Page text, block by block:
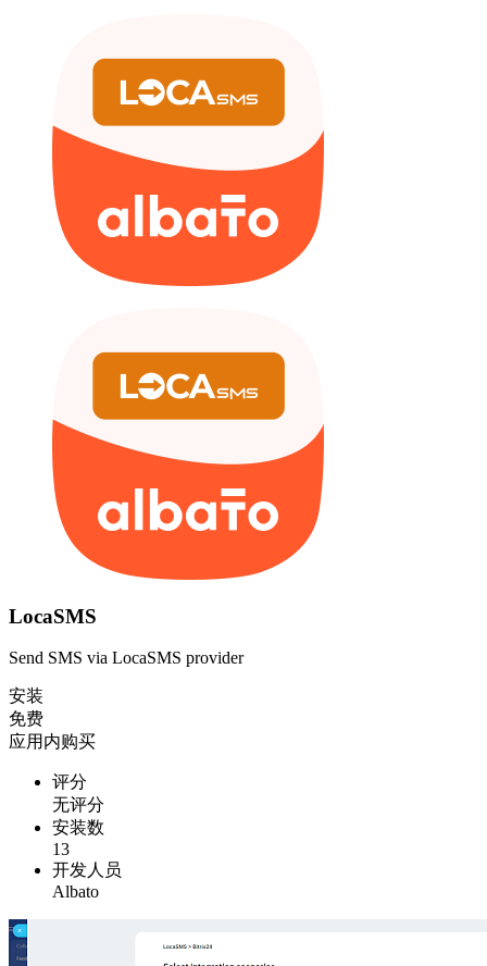
LocaSMS
Send SMS via LocaSMS provider
安装
免费
应用内购买
评分
无评分
安装数
13
开发人员
Albato